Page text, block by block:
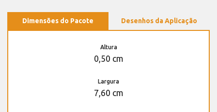
Dimensões do Pacote Desenhos da Aplicação
Altura
0,50 cm
Largura
7,60 cm